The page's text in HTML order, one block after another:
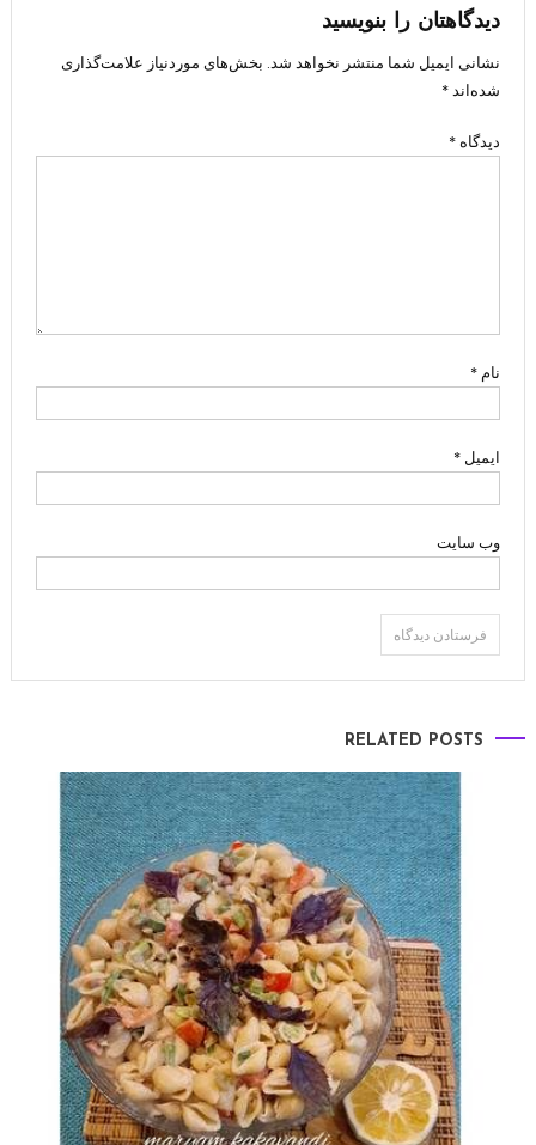
دیدگاهتان را بنویسید
نشانی ایمیل شما منتشر نخواهد شد. بخش‌های موردنیاز علامت‌گذاری
شده‌اند*
دیدگاه *
نام*
ایمیل *
وب‌ سایت
RELATED POSTS